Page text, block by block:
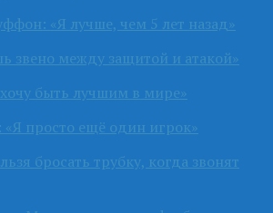
«Я лучше, чем 5 лет назад»
звено между защитой и атакой»
быть лучшим в мире»
просто ещё один игрок»
бросать трубку, когда звонят